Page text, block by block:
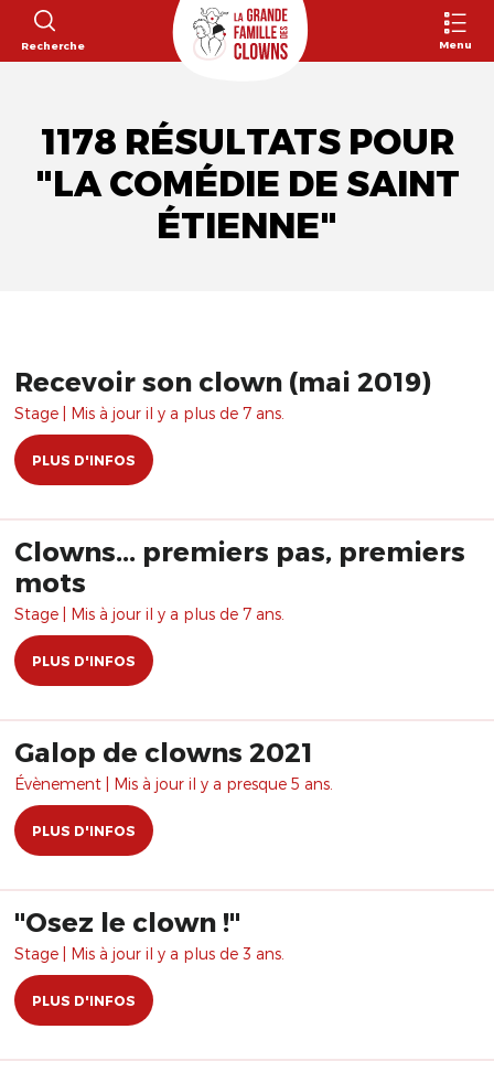
Recherche Menu
1178 RÉSULTATS POUR
"LA COMÉDIE DE SAINT
ÉTIENNE"
Recevoir son clown (mai 2019)
Stage | Mis à jour il y a plus de 7 ans.
PLUS D'INFOS
Clowns... premiers pas, premiers
mots
Stage | Mis à jour il y a plus de 7 ans.
PLUS D'INFOS
Galop de clowns 2021
Évènement | Mis à jour il y a presque 5 ans.
PLUS D'INFOS
"Osez le clown !"
Stage | Mis à jour il y a plus de 3 ans.
PLUS D'INFOS